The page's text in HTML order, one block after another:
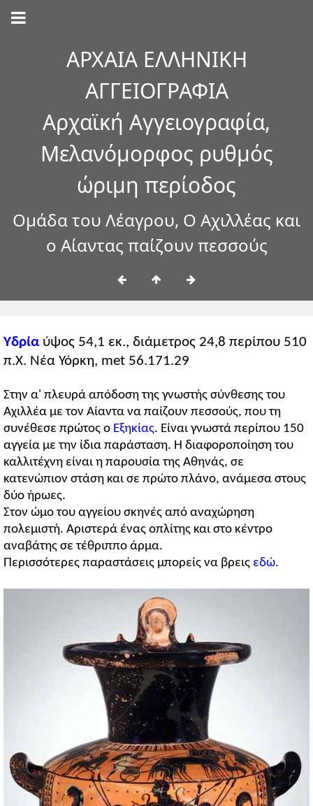
ΑΡΧΑΙΑ ΕΛΛΗΝΙΚΗ
ΑΓΓΕΙΟΓΡΑΦΙΑ
Αρχαϊκή Αγγειογραφία,
Μελανόμορφος ρυθμός
ώριμη περίοδος
Ομάδα του Λέαγρου, Ο Αχιλλέας και
ο Αίαντας παίζουν πεσσούς
Υδρίαύψος 54,1 εκ., διάμετρος 24,8 περίπου 510
π.Χ. Νέα Υόρκη, met 56.171.29
Στην α' πλευρά απόδοση της γνωστής σύνθεσης του
Αχιλλέα με τον Αίαντα να παίζουν πεσσούς, που τη
συνέθεσε πρώτος ο Εξηκίας. Είναι γνωστά περίπου 150
αγγεία με την ίδια παράσταση. Η διαφοροποίηση του
καλλιτέχνη είναι η παρουσία της Αθηνάς, σε
κατενώπιον στάση και σε πρώτο πλάνο, ανάμεσα στους
δύο ήρωες.
Στον ώμο του αγγείου σκηνές από αναχώρηση
πολεμιστή. Αριστερά ένας οπλίτης και στο κέντρο
αναβάτης σε τέθριππο άρμα.
Περισσότερες παραστάσεις μπορείς να βρεις εδώ.